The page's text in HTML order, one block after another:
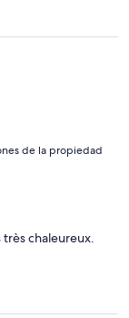
de la propiedad
chaleureux.